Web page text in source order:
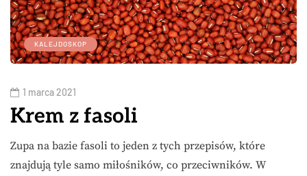
KALEJDOSKOP
1 marca 2021
Krem z fasoli
Zupa na bazie fasoli to jeden z tych przepisów, które
znajdują tyle samo miłośników, co przeciwników. W